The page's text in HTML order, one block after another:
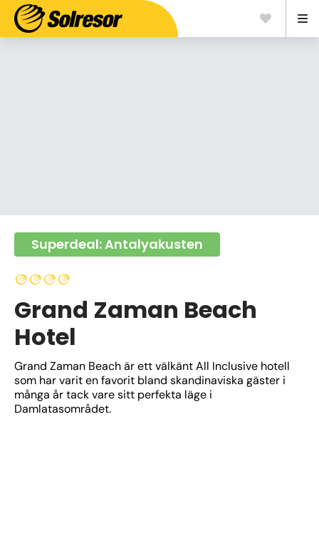
Superdeal: Antalyakusten
Grand Zaman Beach
Hotel
Grand Zaman Beach är ett välkänt All Inclusive hotell
som har varit en favorit bland skandinaviska gäster i
många år tack vare sitt perfekta läge i
Damlatasområdet.